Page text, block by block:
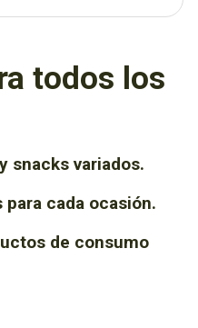
todos los
snacks variados.
cada ocasión.
de consumo